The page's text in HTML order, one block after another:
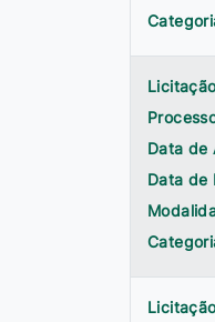
Data de
Data de